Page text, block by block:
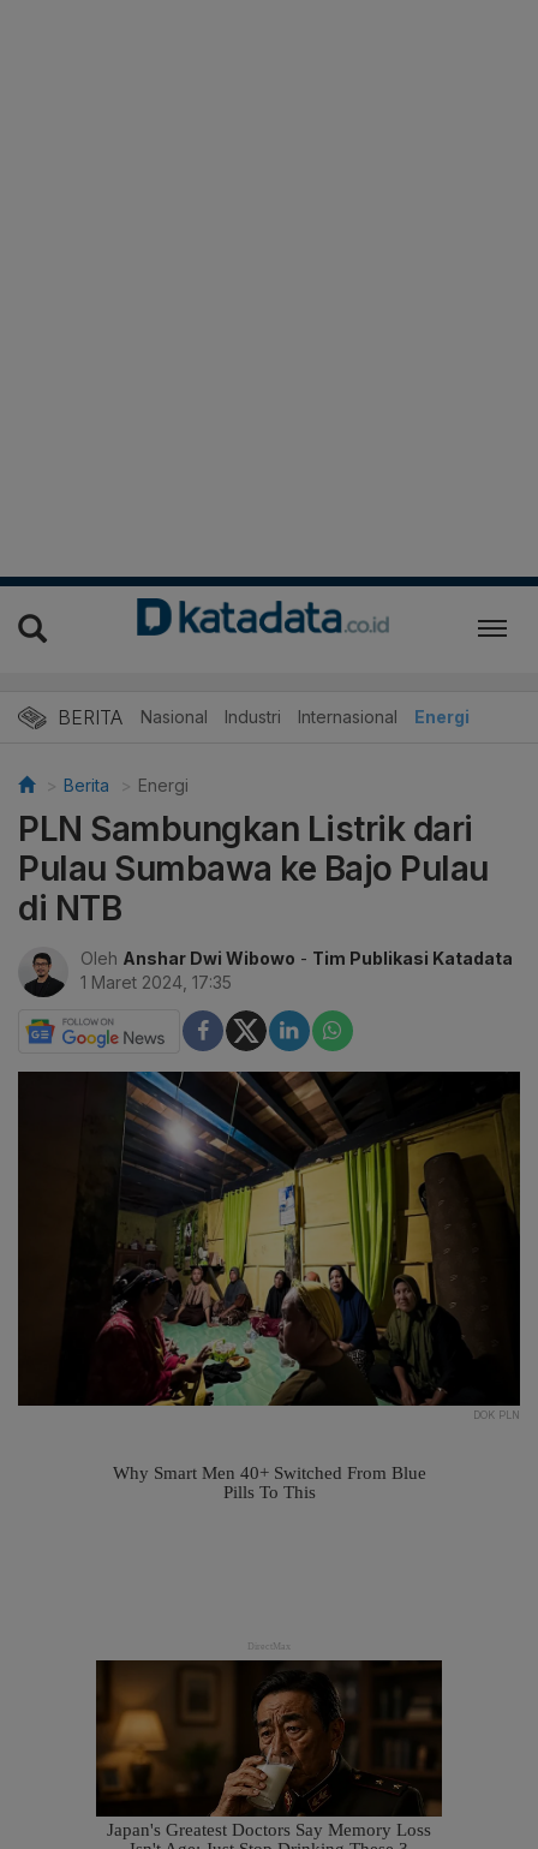
BERITA Nasional Industri Internasional Energi
Berita Energi
PLN Sambungkan Listrik dari
Pulau Sumbawa ke Bajo Pulau
di NTB
Oleh Anshar Dwi Wibowo - Tim Publikasi Katadata
1 Maret 2024, 17:35
DOK PLN